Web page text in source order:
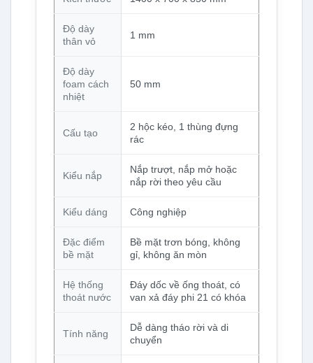
Độ dày
thân vỏ
1 mm
Độ dày
foam cách
nhiệt
50 mm
Cấu tạo
2 hộc kéo, 1 thùng đựng
rác
Kiểu nắp
Nắp trượt, nắp mở hoặc
nắp rời theo yêu cầu
Kiểu dáng Công nghiệp
Đặc điểm
bề mặt
Bề mặt trơn bóng, không
gỉ, không ăn mòn
Hệ thống
thoát nước
Đáy dốc về ống thoát, có
van xả đáy phi 21 có khóa
Tính năng
Dễ dàng tháo rời và di
chuyển